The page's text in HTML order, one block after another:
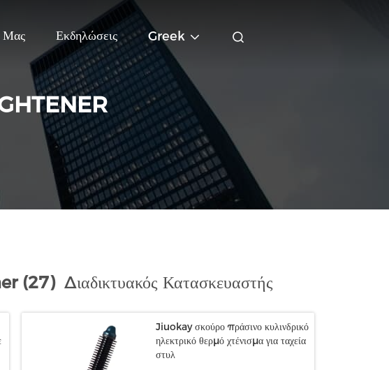
Μας Εκδηλώσεις Greek
(27) Διαδικτυακός Κατασκευαστής
Jiuokay σκούρο πράσινο κυλινδρικό
ηλεκτρικό θερμό χτένισμα για ταχεία
στυλ